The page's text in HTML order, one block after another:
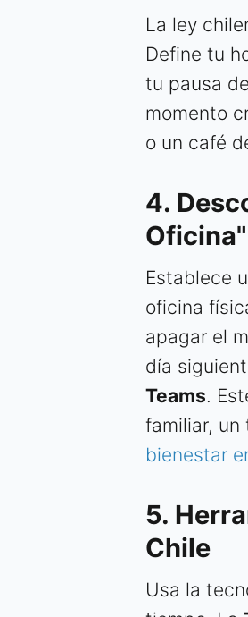
La ley
Define tu
tu pausa
momento
o un café
4.
Oficina"
Establece
oficina
apagar el
día
Teams.
familiar, un
bienestar
5.
Chile
Usa la